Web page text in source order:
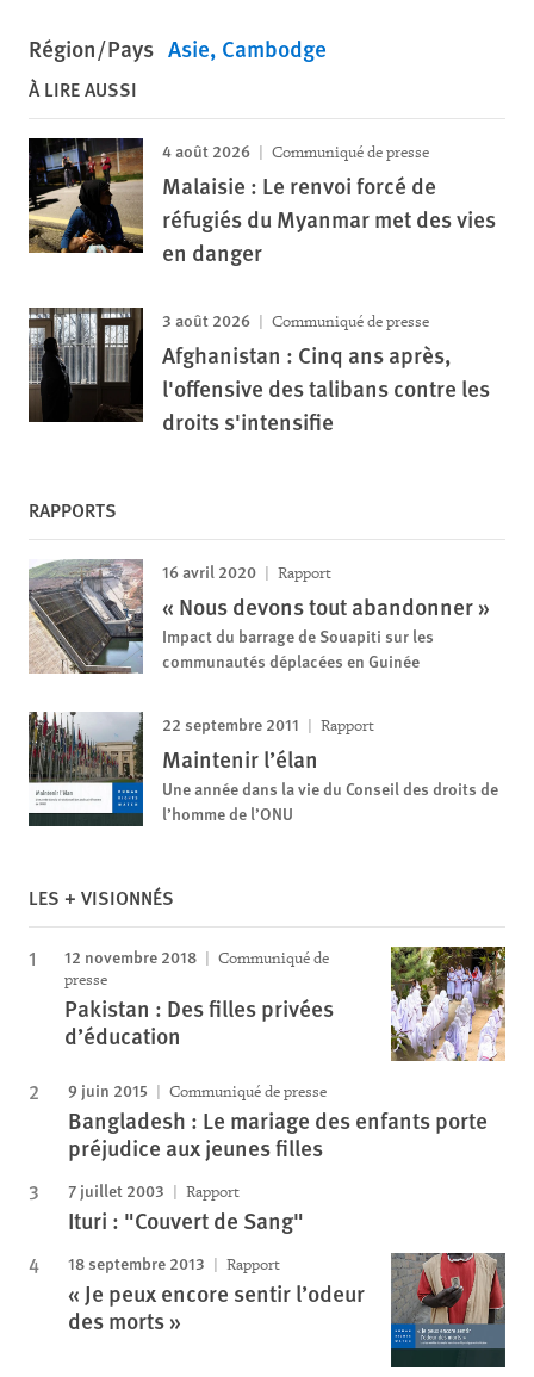
Région/Pays Asie Cambodge
À LIRE AUSSI
4 août 2026 Communiqué de presse
Malaisie : Le renvoi forcé de
réfugiés du Myanmar met des vies
en danger
3 août 2026 Communiqué de presse
Afghanistan : Cinq ans après,
l'offensive des talibans contre les
droits s'intensifie
RAPPORTS
16 avril 2020 Rapport
« Nous devons tout abandonner »
Impact du barrage de Souapiti sur les
communautés déplacées en Guinée
22 septembre 2011 Rapport
Maintenir l’élan
Une année dans la vie du Conseil des droits de
l’homme de l’ONU
LES + VISIONNÉS
12 novembre 2018
Communiqué de
presse
Pakistan : Des filles privées
d’éducation
9 juin 2015 Communiqué de presse
Bangladesh : Le mariage des enfants porte
préjudice aux jeunes filles
7 juillet 2003 Rapport
Ituri : "Couvert de Sang"
18 septembre 2013 Rapport
« Je peux encore sentir l’odeur
des morts »